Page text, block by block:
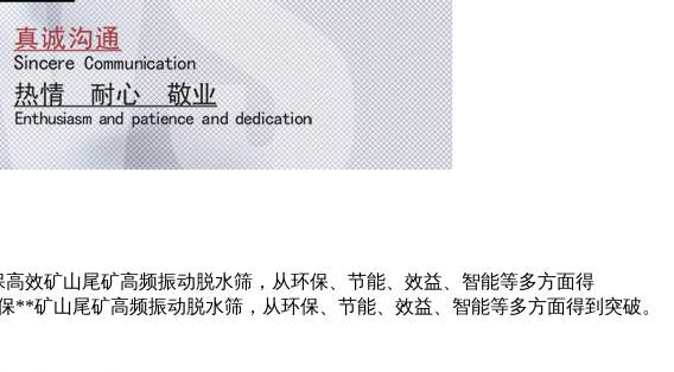
效矿山尾矿高频振动脱水筛，从环保、节能、效益、智能等多方面得
矿山尾矿高频振动脱水筛，从环保、节能、效益、智能等多方面得到突破。